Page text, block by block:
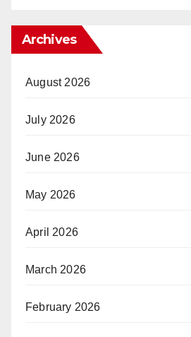
Archives
August 2026
July 2026
June 2026
May 2026
April 2026
March 2026
February 2026